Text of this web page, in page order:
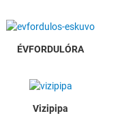
ÉVFORDULÓRA
Vizipipa